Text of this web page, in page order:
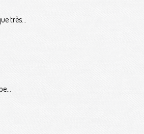
très...